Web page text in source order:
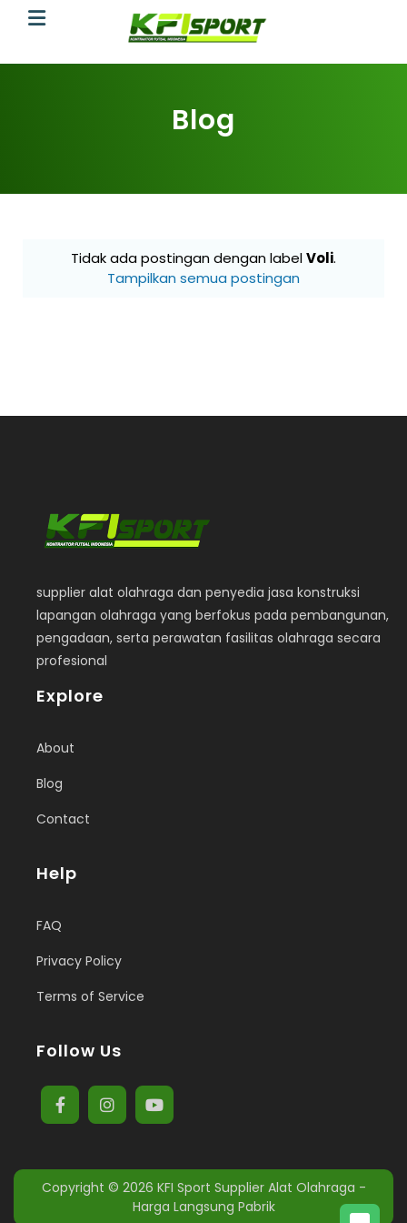
Blog
Tidak ada postingan dengan labelVoli.
Tampilkan semua postingan
supplier alat olahraga dan penyedia jasa konstruksi
lapangan olahraga yang berfokus pada pembangunan,
pengadaan, serta perawatan fasilitas olahraga secara
profesional
Explore
About
Blog
Contact
Help
FAQ
Privacy Policy
Terms of Service
Follow Us
Copyright © 2026 KFI Sport Supplier Alat Olahraga -
Harga Langsung Pabrik